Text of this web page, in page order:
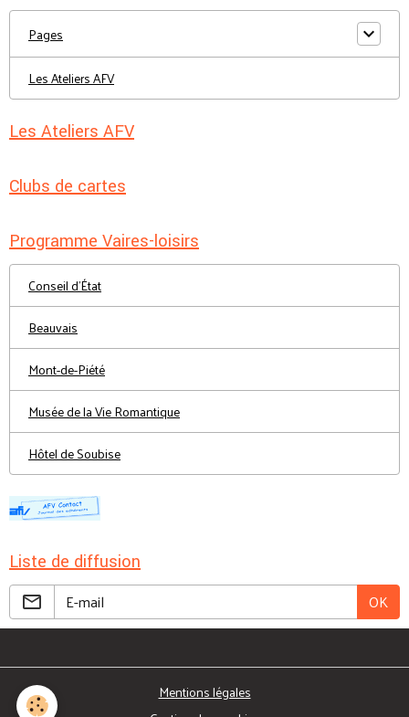
Pages
Les Ateliers AFV
Les Ateliers AFV
Clubs de cartes
Programme Vaires-loisirs
Conseil d'État
Beauvais
Mont-de-Piété
Musée de la Vie Romantique
Hôtel de Soubise
Liste de diffusion
OK
Mentions légales